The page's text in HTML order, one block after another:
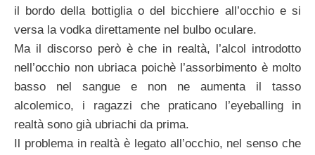
il bordo della bottiglia o del bicchiere all’occhio e si
versa la vodka direttamente nel bulbo oculare.
Ma il discorso però è che in realtà, l’alcol introdotto
nell’occhio non ubriaca poichè l’assorbimento è molto
basso nel sangue e non ne aumenta il tasso
alcolemico, i ragazzi che praticano l’eyeballing in
realtà sono già ubriachi da prima.
Il problema in realtà è legato all’occhio, nel senso che